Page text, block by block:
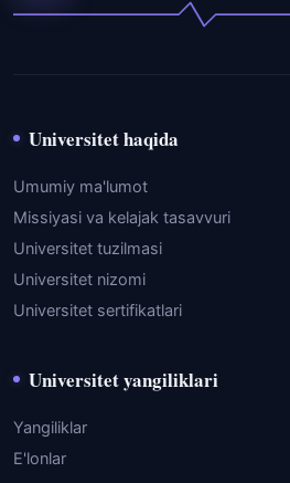
Universitet haqida
Umumiy ma'lumot
Missiyasi va kelajak tasavvuri
Universitet tuzilmasi
Universitet nizomi
Universitet sertifikatlari
Universitet yangiliklari
Yangiliklar
E'lonlar